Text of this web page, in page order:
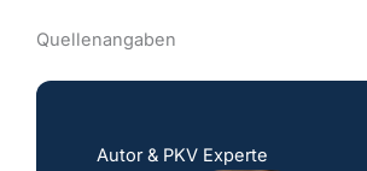
Quellenangaben
Autor & PKV Experte